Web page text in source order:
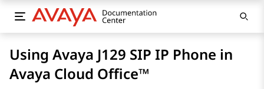
Using Avaya J129 SIP IP Phone in
Avaya Cloud Office™